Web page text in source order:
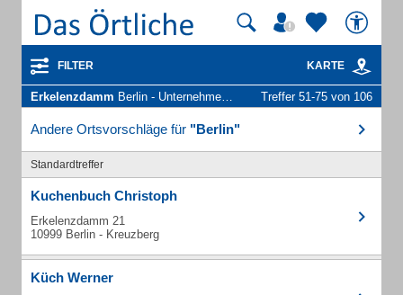
FILTER KARTE
Erkelenzdamm Berlin - Unternehmen und Personen Treffer 51-75 von 106
Andere Ortsvorschläge für "Berlin"
Standardtreffer
Kuchenbuch Christoph
Erkelenzdamm 21
10999 Berlin - Kreuzberg
Küch Werner